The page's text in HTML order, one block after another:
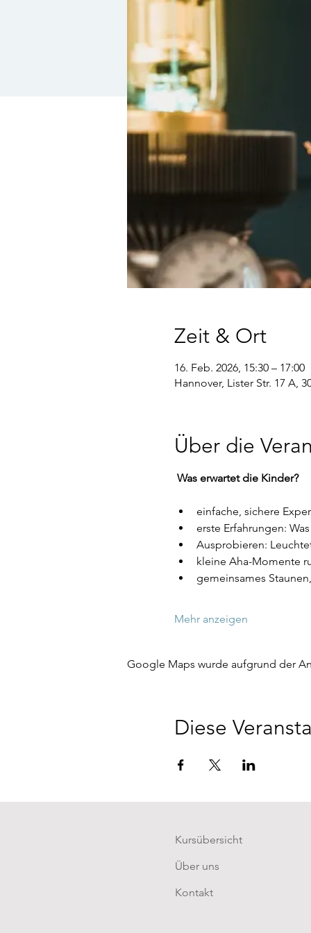
Zeit & Ort
16. Feb. 2026, 15:30 – 17:00
Hannover, Lister Str. 17 A,
Über die
Was erwartet die Kinder?
einfache, sichere
erste Erfahrungen:
Ausprobieren:
kleine Aha-Momente
gemeinsames
Mehr anzeigen
Google Maps wurde aufgrund der
Diese
Kursübersicht
Über uns
Kontakt